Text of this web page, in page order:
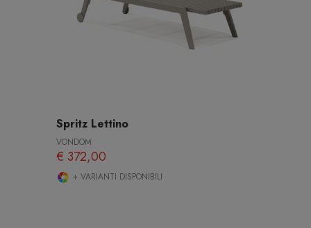
Spritz Lettino
VONDOM
€ 372,00
+ VARIANTI DISPONIBILI